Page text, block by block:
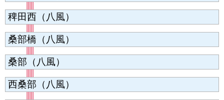
稗田西（八風）
桑部橋（八風）
桑部（八風）
西桑部（八風）